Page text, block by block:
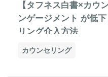
【タフネス白書×カウ
ンゲージメント が低
リング介入方法
カウンセリング